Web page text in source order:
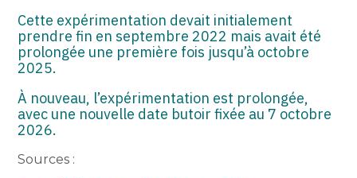
Cette expérimentation devait initialement
prendre fin en septembre 2022 mais avait été
prolongée une première fois jusqu’à octobre
2025.
À nouveau, l’expérimentation est prolongée,
avec une nouvelle date butoir fixée au 7 octobre
2026.
Sources :